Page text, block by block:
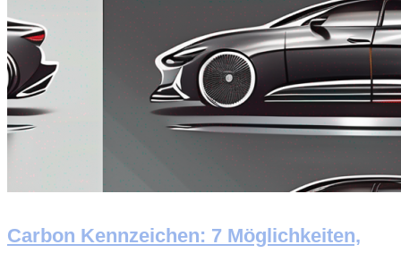
Carbon Kennzeichen: 7 Möglichkeiten,